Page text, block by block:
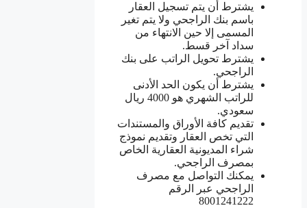
يشترط أن يتم تسجيل العقار
باسم بنك الراجحي ولا يتم تغير
المسمى إلا حين الانتهاء من
سداد آخر قسط.
يشترط تحويل الراتب على بنك
الراجحي.
يشترط أن يكون الحد الأدنى
للراتب الشهري هو 4000 ريال
سعودي.
تقديم كافة الأوراق والمستندات
التي تخص العقار وتقديم نموذج
شراء المديونية العقارية الخاص
بمصرف الراجحي.
يمكنك التواصل مع مصرف
الراجحي عبر الرقم
8001241222